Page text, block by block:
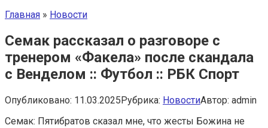
Главная » Новости
Семак рассказал о разговоре с
тренером «Факела» после скандала
с Венделом :: Футбол :: РБК Спорт
Опубликовано: 11.03.2025Рубрика: НовостиАвтор: admin
Семак: Пятибратов сказал мне, что жесты Божина не